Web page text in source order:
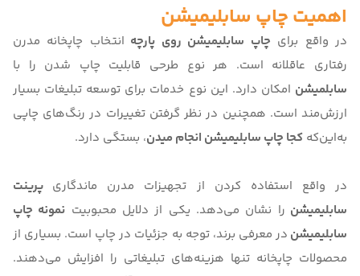
اهمیت چاپ سابلیمیشن
در واقع برای چاپ سابلیمیشن روی پارچه انتخاب چاپخانه مدرن
رفتاری عاقلانه‌ است. هر نوع طرحی قابلیت چاپ شدن را با
سابلمیشن امکان‌ دارد. این نوع خدمات برای توسعه تبلیغات بسیار
ارزش‌مند است. همچنین در نظر گرفتن تغییرات در رنگ‌های چاپی
به‌این‌که کجا چاپ سابلیمیشن انجام میدن، بستگی دارد.
در واقع استفاده کردن از تجهیزات مدرن ماندگاری پرینت
سابلیمیشن را نشان می‌دهد. یکی از دلایل محبوبیت نمونه چاپ
سابلیمیشن در معرفی برند، توجه به جزئیات در چاپ است. بسیاری از
محصولات چاپخانه تنها هزینه‌های تبلیغاتی را افزایش می‌دهند.